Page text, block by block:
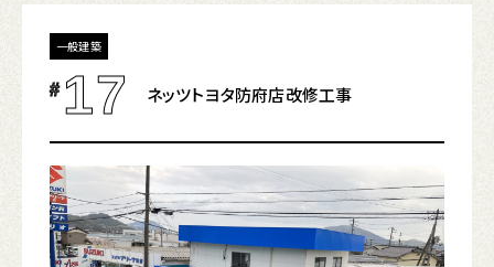
一般建築
# 17 ネッツトヨタ防府店改修工事